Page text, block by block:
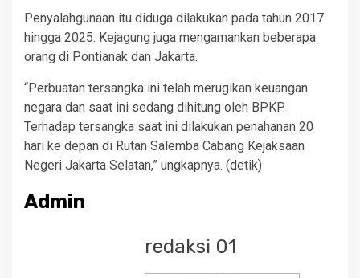
Penyalahgunaan itu diduga dilakukan pada tahun 2017
hingga 2025. Kejagung juga mengamankan beberapa
orang di Pontianak dan Jakarta.
“Perbuatan tersangka ini telah merugikan keuangan
negara dan saat ini sedang dihitung oleh BPKP.
Terhadap tersangka saat ini dilakukan penahanan 20
hari ke depan di Rutan Salemba Cabang Kejaksaan
Negeri Jakarta Selatan,” ungkapnya. (detik)
Admin
redaksi 01